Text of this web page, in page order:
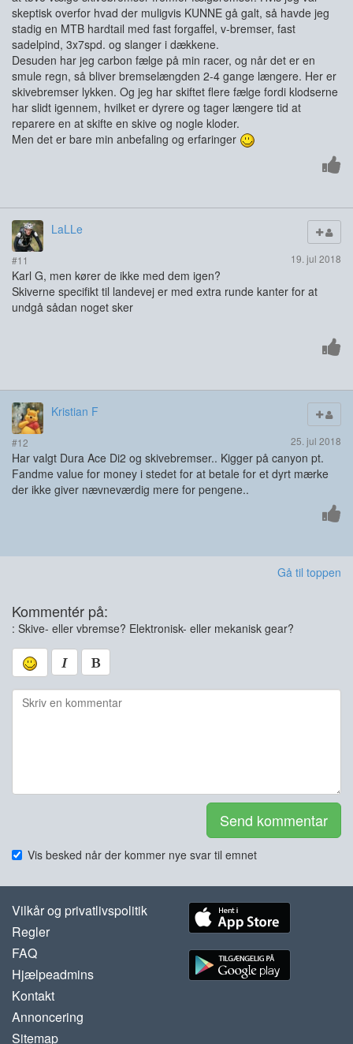
skeptisk overfor hvad der muligvis KUNNE gå galt, så havde jeg
stadig en MTB hardtail med fast forgaffel, v-bremser, fast
sadelpind, 3x7spd. og slanger i dækkene.
Desuden har jeg carbon fælge på min racer, og når det er en
smule regn, så bliver bremselængden 2-4 gange længere. Her er
skivebremser lykken. Og jeg har skiftet flere fælge fordi klodserne
har slidt igennem, hvilket er dyrere og tager længere tid at
reparere en at skifte en skive og nogle kloder.
Men det er bare min anbefaling og erfaringer
LaLLe
#11 19. jul 2018
Karl G, men kører de ikke med dem igen?
Skiverne specifikt til landevej er med extra runde kanter for at
undgå sådan noget sker
Kristian F
#12 25. jul 2018
Har valgt Dura Ace Di2 og skivebremser.. Kigger på canyon pt.
Fandme value for money i stedet for at betale for et dyrt mærke
der ikke giver nævneværdig mere for pengene..
Gå til toppen
Kommentér på:
: Skive- eller vbremse? Elektronisk- eller mekanisk gear?
Send kommentar
Vis besked når der kommer nye svar til emnet
Vilkår og privatlivspolitik
Regler
FAQ
Hjælpeadmins
Kontakt
Annoncering
Sitemap